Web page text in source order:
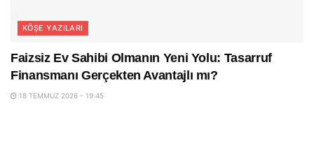
KÖŞE YAZILARI
Faizsiz Ev Sahibi Olmanın Yeni Yolu: Tasarruf
Finansmanı Gerçekten Avantajlı mı?
18 TEMMUZ 2026 - 19:45